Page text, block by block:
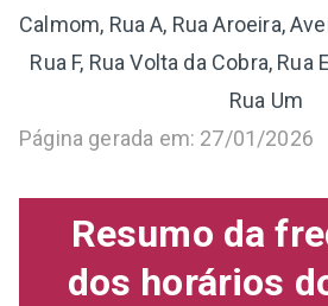
Calmom, Rua A, Rua Aroeira,
Rua F, Rua Volta da Cobra, Rua
Rua Um
Página gerada em: 27/01/2026
Resumo da
dos horários